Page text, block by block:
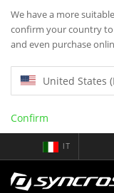
We have a more
confirm your country
and even purchase
United States
Confirm
IT